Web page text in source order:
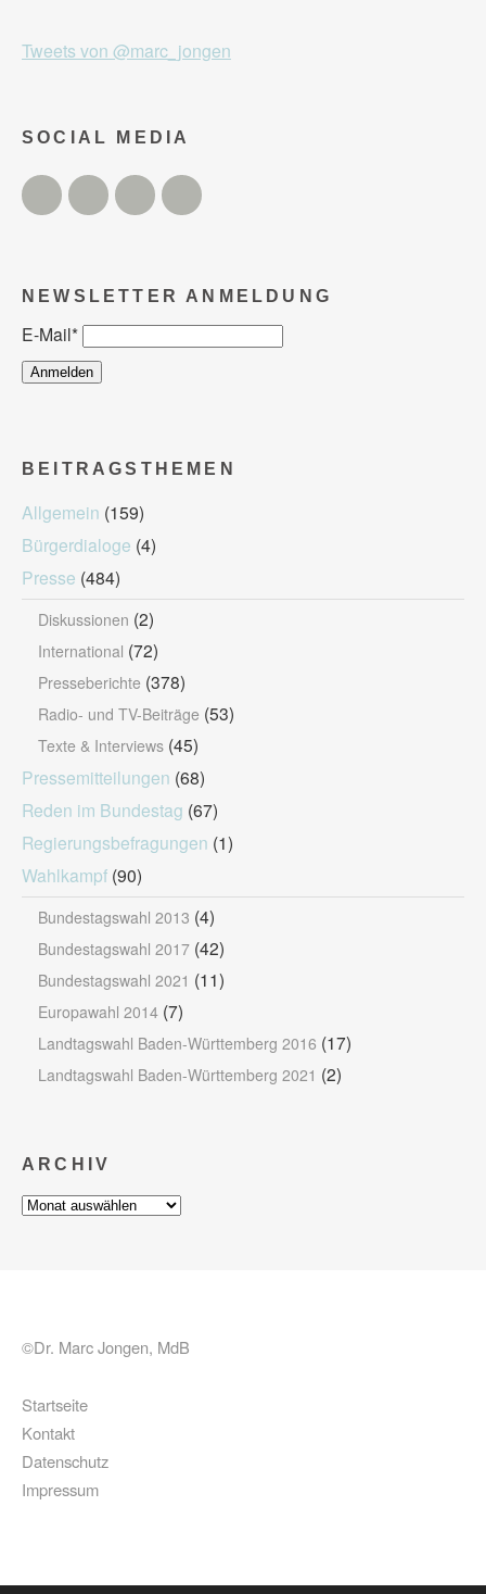
Tweets von @marc_jongen
SOCIAL MEDIA
Twitter FacebookInstagram
NEWSLETTER ANMELDUNG
E-Mail*
BEITRAGSTHEMEN
Allgemein (159)
Bürgerdialoge (4)
Presse (484)
Diskussionen (2)
International (72)
Presseberichte (378)
Radio- und TV-Beiträge (53)
Texte & Interviews (45)
Pressemitteilungen (68)
Reden im Bundestag (67)
Regierungsbefragungen (1)
Wahlkampf (90)
Bundestagswahl 2013 (4)
Bundestagswahl 2017 (42)
Bundestagswahl 2021 (11)
Europawahl 2014 (7)
Landtagswahl Baden-Württemberg 2016 (17)
Landtagswahl Baden-Württemberg 2021 (2)
ARCHIV
Archiv
©Dr. Marc Jongen, MdB
Startseite
Kontakt
Datenschutz
Impressum